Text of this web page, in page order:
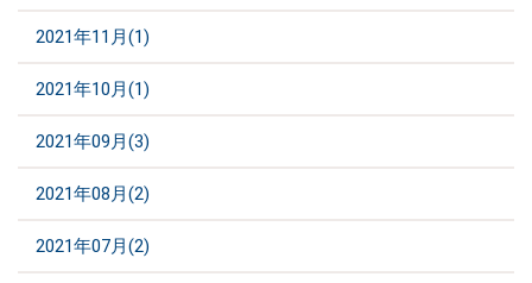
2021年11月(1)
2021年10月(1)
2021年09月(3)
2021年08月(2)
2021年07月(2)